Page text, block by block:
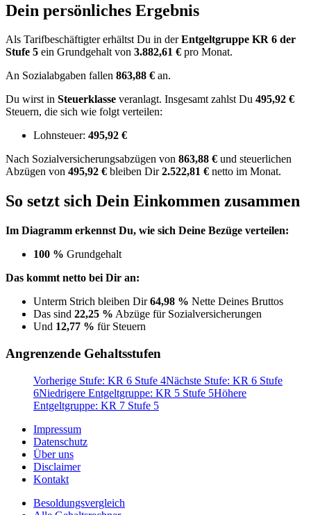
Dein persönliches Ergebnis
Als Tarifbeschäftigter erhältst Du in derEntgeltgruppe KR 6 der
Stufe 5 ein Grundgehalt von 3.882,61 € pro Monat.
An Sozialabgaben fallen 863,88 € an.
Du wirst in Steuerklasse veranlagt. Insgesamt zahlst Du 495,92 €
Steuern, die sich wie folgt verteilen:
Lohnsteuer: 495,92 €
Nach Sozialversicherungsabzügen von 863,88 € und steuerlichen
Abzügen von 495,92 € bleiben Dir2.522,81 € netto im Monat.
So setzt sich Dein Einkommen zusammen
Im Diagramm erkennst Du, wie sich Deine Bezüge verteilen:
100 % Grundgehalt
Das kommt netto bei Dir an:
Unterm Strich bleiben Dir64,98 % Nette Deines Bruttos
Das sind 22,25 % Abzüge für Sozialversicherungen
Und 12,77 % für Steuern
Angrenzende Gehaltsstufen
Vorherige Stufe: KR 6 Stufe 4Nächste Stufe: KR 6 Stufe
6Niedrigere Entgeltgruppe: KR 5 Stufe 5Höhere
Entgeltgruppe: KR 7 Stufe 5
Impressum
Datenschutz
Über uns
Disclaimer
Kontakt
Besoldungsvergleich